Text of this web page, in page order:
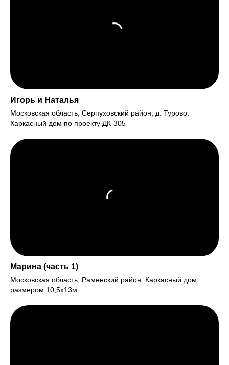
Игорь и Наталья
Московская область, Серпуховский район, д. Турово.
Каркасный дом по проекту ДК-305
Марина (часть 1)
Московская область, Раменский район. Каркасный дом
размером 10,5х13м